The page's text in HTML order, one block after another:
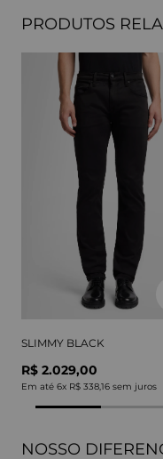
PRODUTOS
SLIMMY BLACK
R$ 2.029,00
Em até 6x R$ 338,16 sem juros
NOSSO